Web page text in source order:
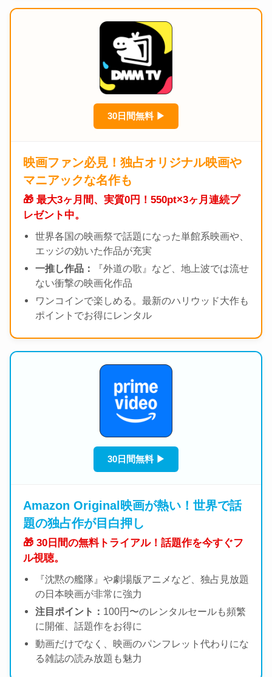
30日間無料 ▶
映画ファン必見！独占オリジナル映画や
マニアックな名作も
🎁 最大3ヶ月間、実質0円！550pt×3ヶ月連続プ
レゼント中。
世界各国の映画祭で話題になった単館系映画や、
エッジの効いた作品が充実
一推し作品：
『外道の歌』など、地上波では流せ
ない衝撃の映画化作品
ワンコインで楽しめる。最新のハリウッド大作も
ポイントでお得にレンタル
30日間無料 ▶
Amazon Original映画が熱い！世界で話
題の独占作が目白押し
🎁 30日間の無料トライアル！話題作を今すぐフ
ル視聴。
『沈黙の艦隊』や劇場版アニメなど、独占見放題
の日本映画が非常に強力
注目ポイント： 100円〜のレンタルセールも頻繁
に開催、話題作をお得に
動画だけでなく、映画のパンフレット代わりにな
る雑誌の読み放題も魅力